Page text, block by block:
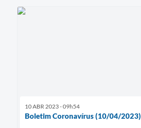
10 ABR 2023 - 09h54
Boletim Coronavírus (10/04/2023)